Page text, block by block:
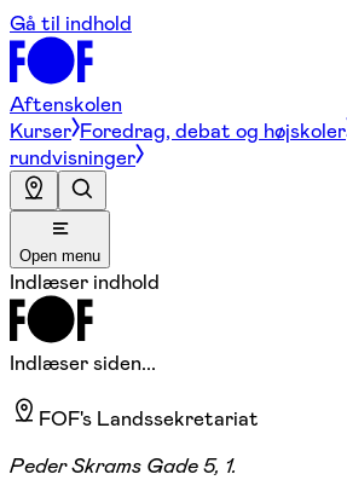
Gå til indhold
Aftenskolen
Kurser Foredrag, debat og højskoler
rundvisninger
Open menu
Indlæser indhold
Indlæser siden...
FOF's Landssekretariat
Peder Skrams Gade 5, 1.